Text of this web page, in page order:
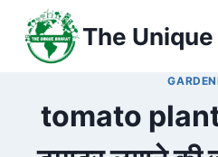
content
The
tomato